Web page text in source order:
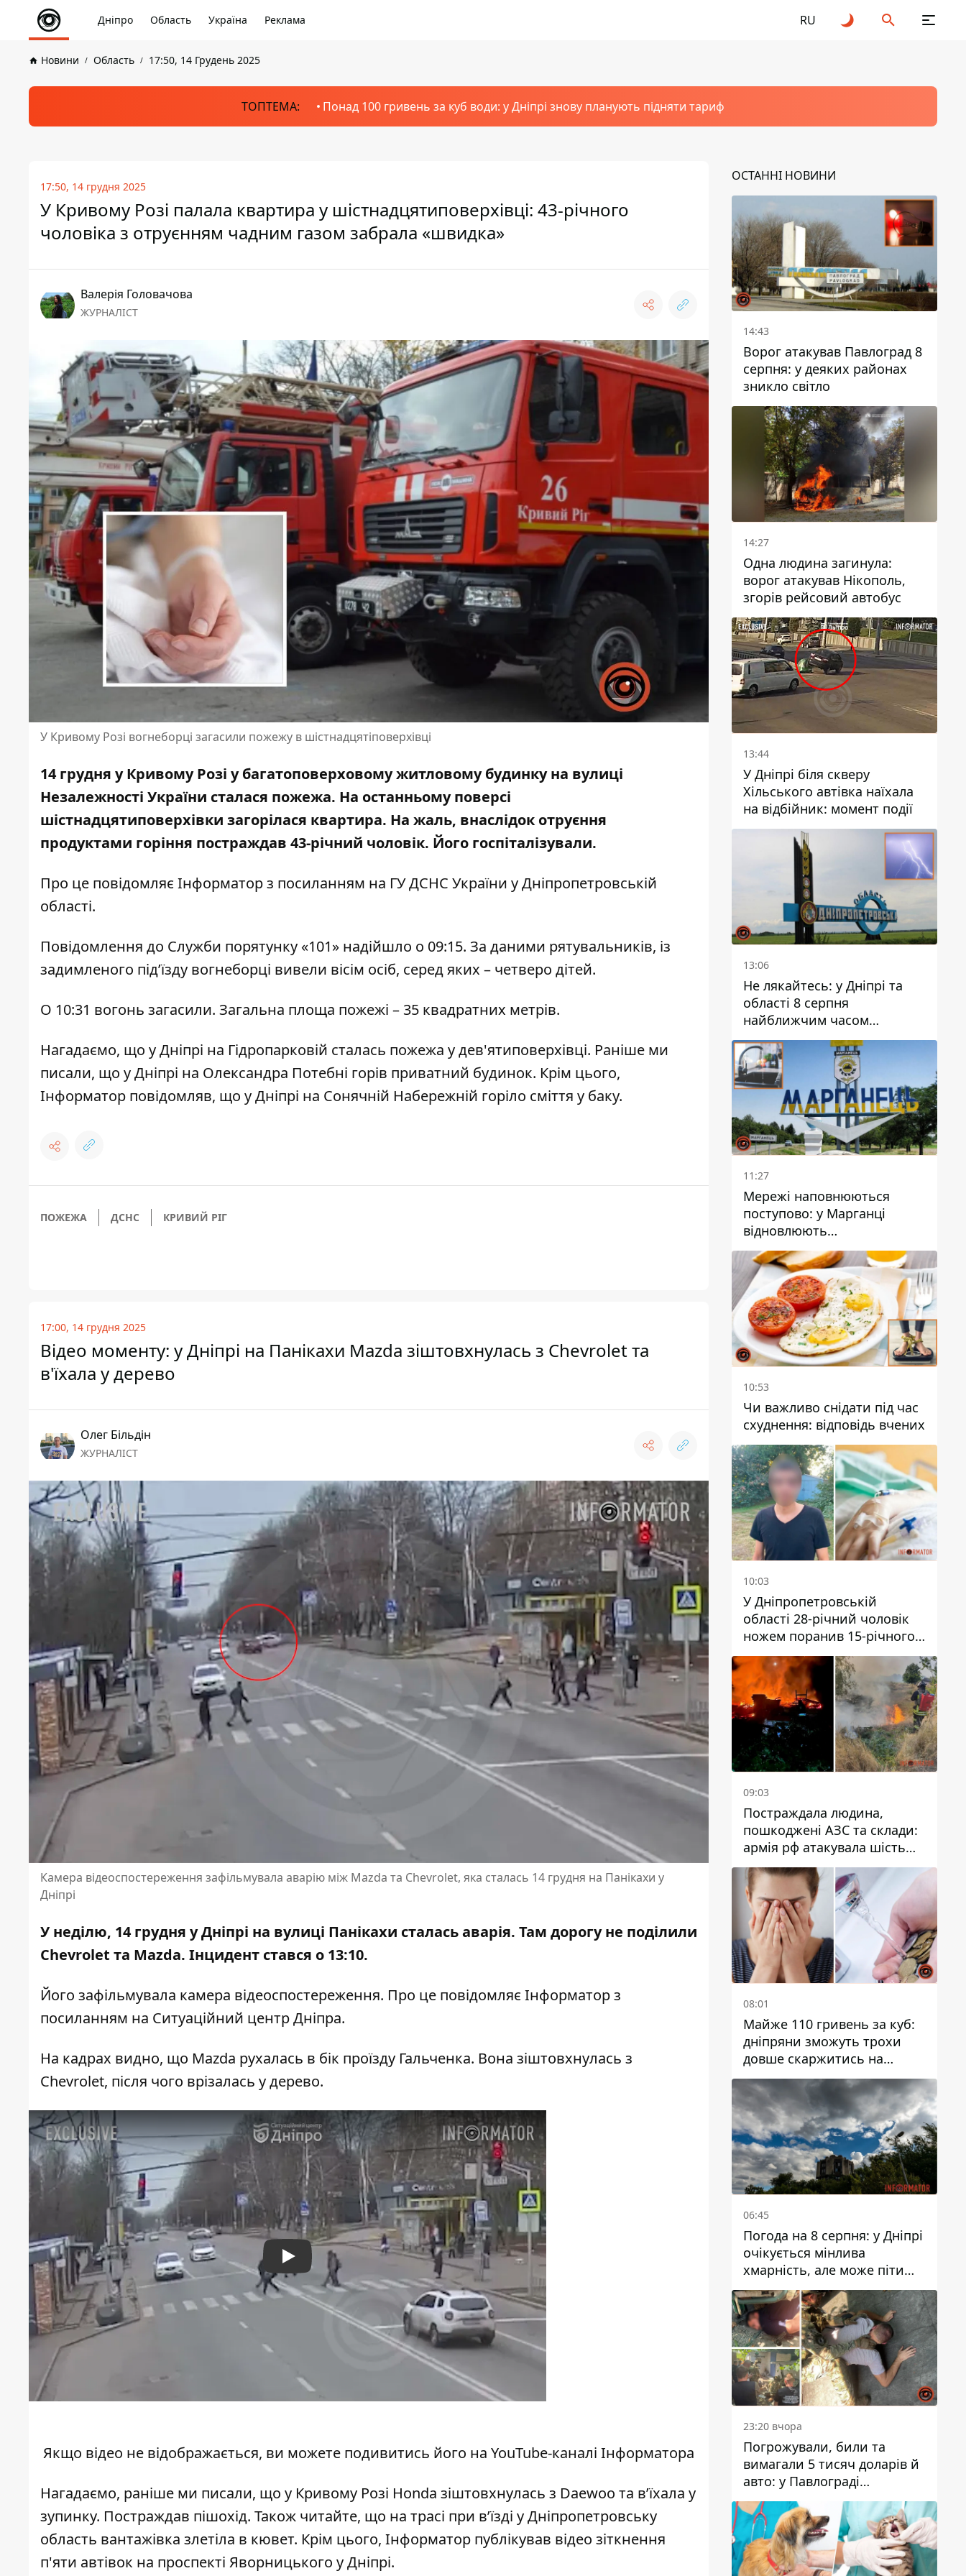
Дніпро Область Україна Реклама RU
Новини Область 17:50, 14 Грудень 2025
ТОПТЕМА: Понад 100 гривень за куб води: у Дніпрі знову планують підняти тариф
17:50, 14 грудня 2025
У Кривому Розі палала квартира у шістнадцятиповерхівці: 43-річного
чоловіка з отруєнням чадним газом забрала «швидка»
Валерія Головачова
ЖУРНАЛІСТ
У Кривому Розі вогнеборці загасили пожежу в шістнадцятіповерхівці
14 грудня у Кривому Розі у багатоповерховому житловому будинку на вулиці
Незалежності України сталася пожежа. На останньому поверсі
шістнадцятиповерхівки загорілася квартира. На жаль, внаслідок отруєння
продуктами горіння постраждав 43-річний чоловік. Його госпіталізували.
Про це повідомляє Інформатор з посиланням на ГУ ДСНС України у Дніпропетровській
області.
Повідомлення до Служби порятунку «101» надійшло о 09:15. За даними рятувальників, із
задимленого під’їзду вогнеборці вивели вісім осіб, серед яких – четверо дітей.
О 10:31 вогонь загасили. Загальна площа пожежі – 35 квадратних метрів.
Нагадаємо, що у Дніпрі на Гідропарковій сталась пожежа у дев'ятиповерхівці. Раніше ми
писали, що у Дніпрі на Олександра Потебні горів приватний будинок. Крім цього,
Інформатор повідомляв, що у Дніпрі на Сонячній Набережній горіло сміття у баку.
ПОЖЕЖА ДСНС КРИВИЙ РІГ
17:00, 14 грудня 2025
Відео моменту: у Дніпрі на Панікахи Mazda зіштовхнулась з Chevrolet та
в'їхала у дерево
Олег Більдін
ЖУРНАЛІСТ
Камера відеоспостереження зафільмувала аварію між Mazda та Chevrolet, яка сталась 14 грудня на Панікахи у
Дніпрі
У неділю, 14 грудня у Дніпрі на вулиці Панікахи сталась аварія. Там дорогу не поділили
Chevrolet та Mazda. Інцидент стався о 13:10.
Його зафільмувала камера відеоспостереження. Про це повідомляє Інформатор з
посиланням на Ситуаційний центр Дніпра.
На кадрах видно, що Mazda рухалась в бік проїзду Гальченка. Вона зіштовхнулась з
Chevrolet, після чого врізалась у дерево.
Play
Якщо відео не відображається, ви можете подивитись його на YouTube-каналі Інформатора
Нагадаємо, раніше ми писали, що у Кривому Розі Honda зіштовхнулась з Daewoo та в’їхала у
зупинку. Постраждав пішохід. Також читайте, що на трасі при в’їзді у Дніпропетровську
область вантажівка злетіла в кювет. Крім цього, Інформатор публікував відео зіткнення
п'яти автівок на проспекті Яворницького у Дніпрі.
ОСТАННІ НОВИНИ
14:43
Ворог атакував Павлоград 8
серпня: у деяких районах
зникло світло
14:27
Одна людина загинула:
ворог атакував Нікополь,
згорів рейсовий автобус
13:44
У Дніпрі біля скверу
Хільського автівка наїхала
на відбійник: момент події
13:06
Не лякайтесь: у Дніпрі та
області 8 серпня
найближчим часом
очікується гроза
11:27
Мережі наповнюються
поступово: у Марганці
відновлюють
водопостачання
10:53
Чи важливо снідати під час
схуднення: відповідь вчених
10:03
У Дніпропетровській
області 28-річний чоловік
ножем поранив 15-річного
хлопця
09:03
Постраждала людина,
пошкоджені АЗС та склади:
армія рф атакувала шість
районів Дніпропетровської
області
08:01
Майже 110 гривень за куб:
дніпряни зможуть трохи
довше скаржитись на
заплановані тарифи на воду
на 2027 рік
06:45
Погода на 8 серпня: у Дніпрі
очікується мінлива
хмарність, але може піти
дощ
23:20 вчора
Погрожували, били та
вимагали 5 тисяч доларів й
авто: у Павлограді
затримали двох чоловіків